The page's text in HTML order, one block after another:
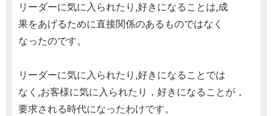
リーダーに気に入られたり,好きになることは,成
果をあげるために直接関係のあるものではなく
なったのです。
リーダーに気に入られたり,好きになることでは
なく,お客様に気に入られたり，好きになることが，
要求される時代になったわけです。